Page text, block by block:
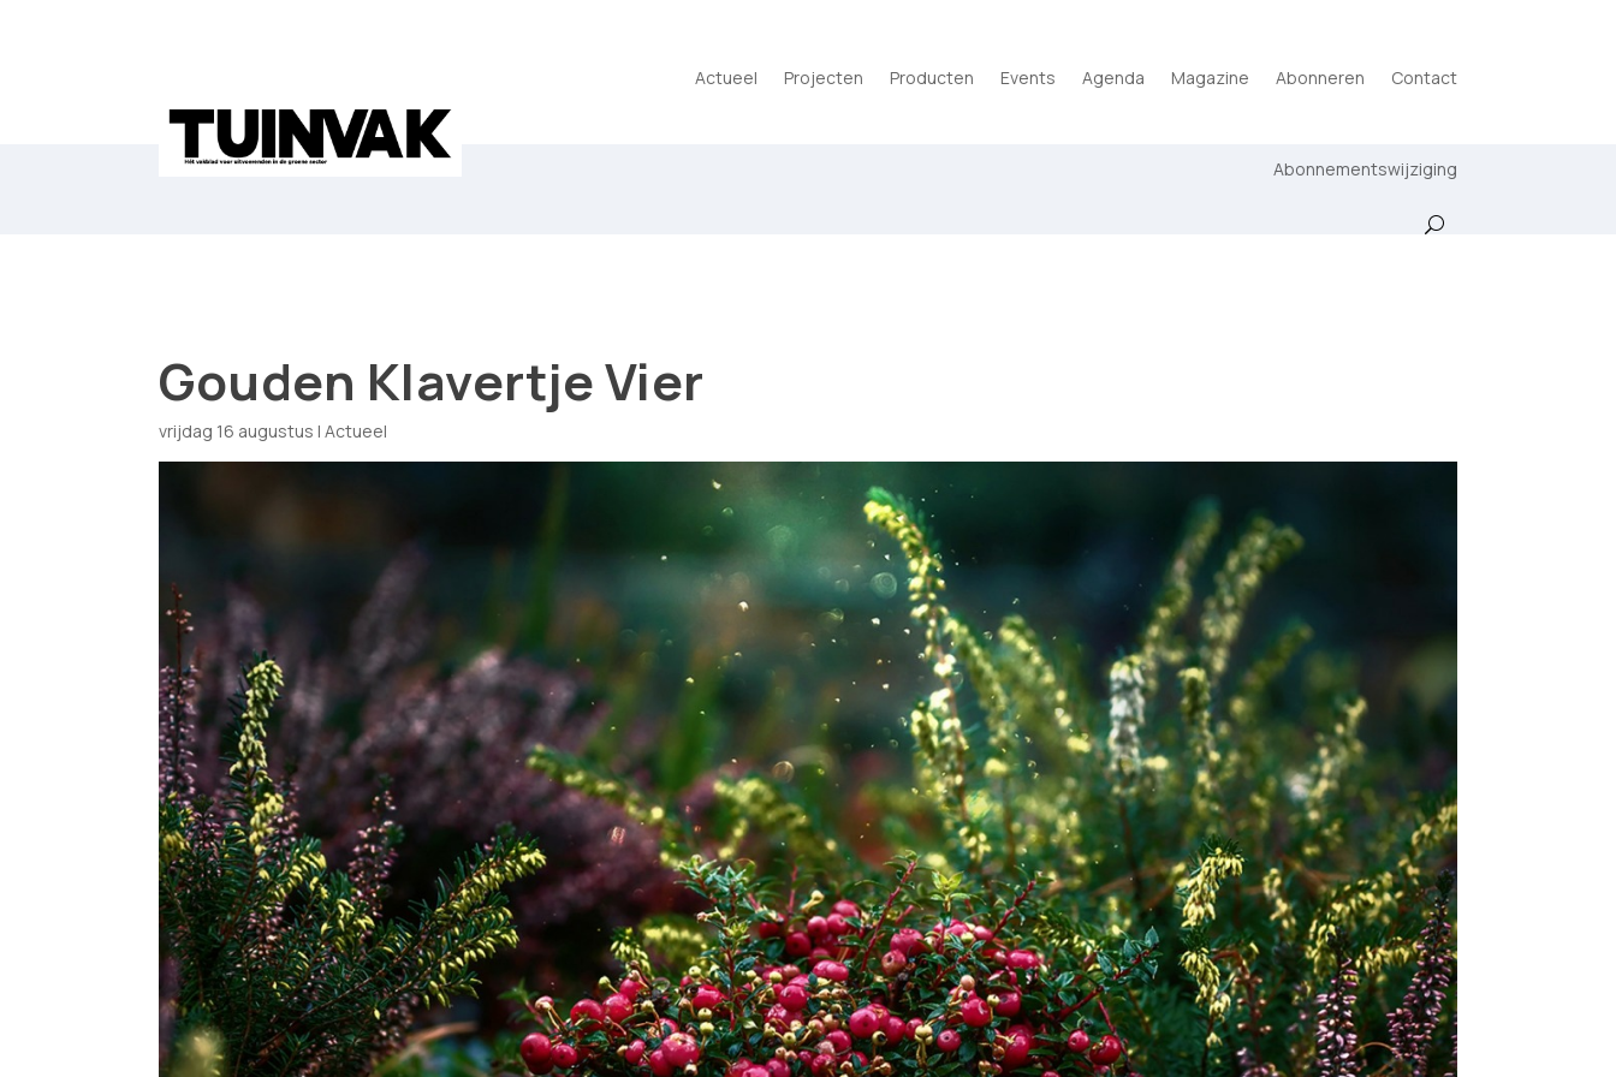
Actueel Projecten Producten Events Agenda Magazine Abonneren Contact
Abonnementswijziging
Gouden Klavertje Vier
vrijdag 16 augustus | Actueel